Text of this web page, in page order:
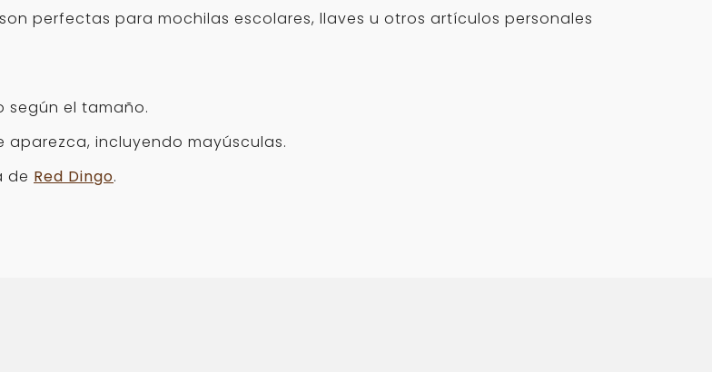
perfectas para mochilas escolares, llaves u otros artículos personales
según el tamaño.
incluyendo mayúsculas.
de Red Dingo.